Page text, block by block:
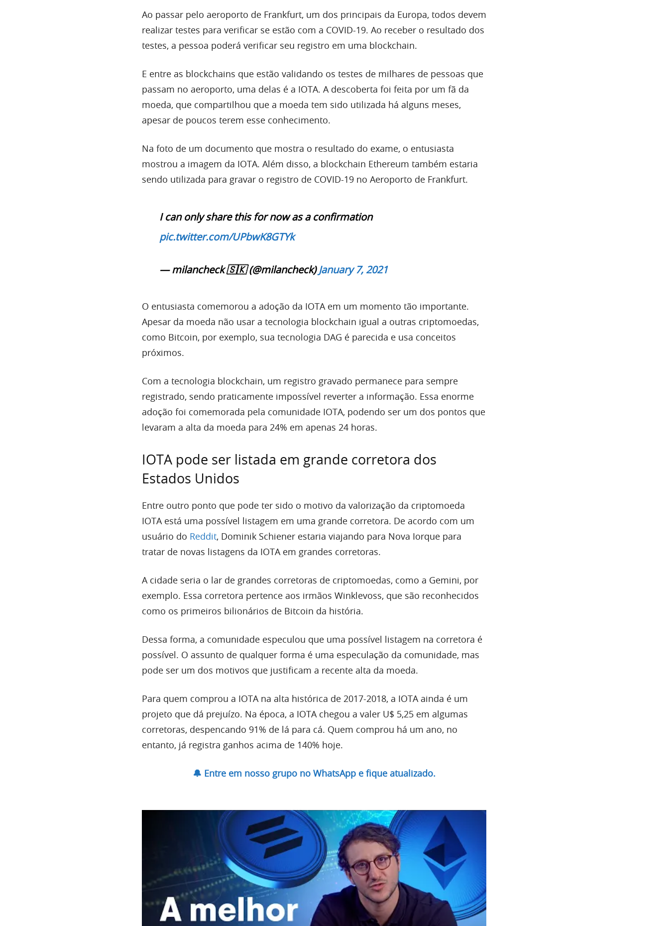
Ao passar pelo aeroporto de Frankfurt, um dos principais da Europa, todos devem
realizar testes para verificar se estão com a COVID-19. Ao receber o resultado dos
testes, a pessoa poderá verificar seu registro em uma blockchain.
E entre as blockchains que estão validando os testes de milhares de pessoas que
passam no aeroporto, uma delas é a IOTA. A descoberta foi feita por um fã da
moeda, que compartilhou que a moeda tem sido utilizada há alguns meses,
apesar de poucos terem esse conhecimento.
Na foto de um documento que mostra o resultado do exame, o entusiasta
mostrou a imagem da IOTA. Além disso, a blockchain Ethereum também estaria
sendo utilizada para gravar o registro de COVID-19 no Aeroporto de Frankfurt.
I can only share this for now as a confirmation
pic.twitter.com/UPbwK8GTYk
— milancheck 🇸🇰 (@milancheck)January 7, 2021
O entusiasta comemorou a adoção da IOTA em um momento tão importante.
Apesar da moeda não usar a tecnologia blockchain igual a outras criptomoedas,
como Bitcoin, por exemplo, sua tecnologia DAG é parecida e usa conceitos
próximos.
Com a tecnologia blockchain, um registro gravado permanece para sempre
registrado, sendo praticamente impossível reverter a informação. Essa enorme
adoção foi comemorada pela comunidade IOTA, podendo ser um dos pontos que
levaram a alta da moeda para 24% em apenas 24 horas.
IOTA pode ser listada em grande corretora dos
Estados Unidos
Entre outro ponto que pode ter sido o motivo da valorização da criptomoeda
IOTA está uma possível listagem em uma grande corretora. De acordo com um
usuário do Reddit, Dominik Schiener estaria viajando para Nova Iorque para
tratar de novas listagens da IOTA em grandes corretoras.
A cidade seria o lar de grandes corretoras de criptomoedas, como a Gemini, por
exemplo. Essa corretora pertence aos irmãos Winklevoss, que são reconhecidos
como os primeiros bilionários de Bitcoin da história.
Dessa forma, a comunidade especulou que uma possível listagem na corretora é
possível. O assunto de qualquer forma é uma especulação da comunidade, mas
pode ser um dos motivos que justificam a recente alta da moeda.
Para quem comprou a IOTA na alta histórica de 2017-2018, a IOTA ainda é um
projeto que dá prejuízo. Na época, a IOTA chegou a valer U$ 5,25 em algumas
corretoras, despencando 91% de lá para cá. Quem comprou há um ano, no
entanto, já registra ganhos acima de 140% hoje.
🔔 Entre em nosso grupo no WhatsApp e fique atualizado.